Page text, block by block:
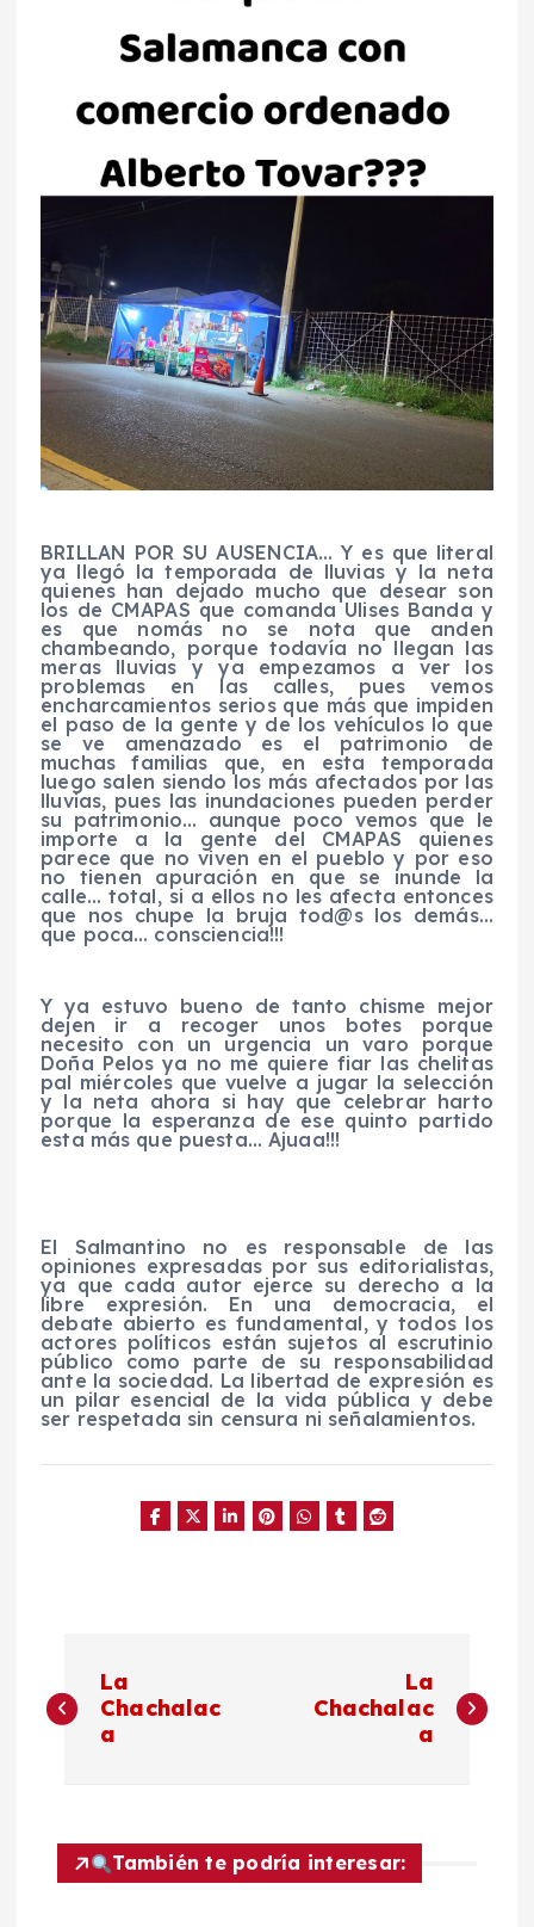
BRILLAN POR SU AUSENCIA… Y es que literal
ya llegó la temporada de lluvias y la neta
quienes han dejado mucho que desear son
los de CMAPAS que comanda Ulises Banda y
es que nomás no se nota que anden
chambeando, porque todavía no llegan las
meras lluvias y ya empezamos a ver los
problemas en las calles, pues vemos
encharcamientos serios que más que impiden
el paso de la gente y de los vehículos lo que
se ve amenazado es el patrimonio de
muchas familias que, en esta temporada
luego salen siendo los más afectados por las
lluvias, pues las inundaciones pueden perder
su patrimonio… aunque poco vemos que le
importe a la gente del CMAPAS quienes
parece que no viven en el pueblo y por eso
no tienen apuración en que se inunde la
calle… total, si a ellos no les afecta entonces
que nos chupe la bruja tod@slos demás…
que poca… consciencia!!!
Y ya estuvo bueno de tanto chisme mejor
dejen ir a recoger unos botes porque
necesito con un urgencia un varo porque
Doña Pelos ya no me quiere fiar las chelitas
pal miércoles que vuelve a jugar la selección
y la neta ahora si hay que celebrar harto
porque la esperanza de ese quinto partido
esta más que puesta…Ajuaa!!!
El Salmantino no es responsable de las
opiniones expresadas por sus editorialistas,
ya que cada autor ejerce su derecho a la
libre expresión. En una democracia, el
debate abierto es fundamental, y todos los
actores políticos están sujetos al escrutinio
público como parte de su responsabilidad
ante la sociedad. La libertad de expresión es
un pilar esencial de la vida pública y debe
ser respetada sin censura ni señalamientos.
a
e
g
La
Chachalac
a
La
Chachalac
a
También te podría interesar: